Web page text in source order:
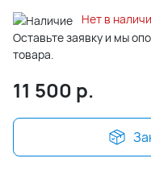
Нет в
Оставьте заявку и мы
товара.
11 500 р.